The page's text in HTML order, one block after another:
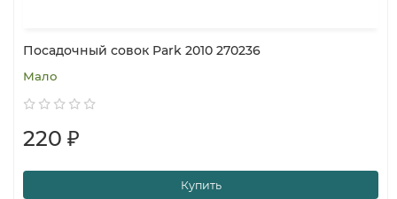
Посадочный совок Park 2010 270236
Мало
220 ₽
Купить